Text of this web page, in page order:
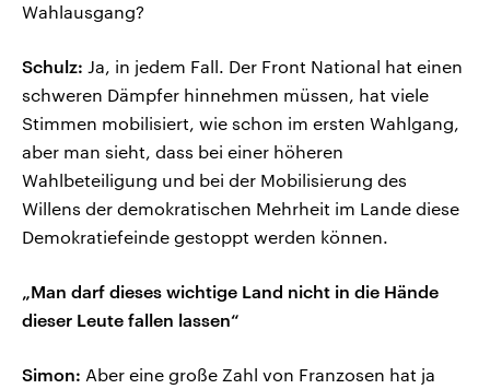
Wahlausgang?
Schulz: Ja, in jedem Fall. Der Front National hat einen
schweren Dämpfer hinnehmen müssen, hat viele
Stimmen mobilisiert, wie schon im ersten Wahlgang,
aber man sieht, dass bei einer höheren
Wahlbeteiligung und bei der Mobilisierung des
Willens der demokratischen Mehrheit im Lande diese
Demokratiefeinde gestoppt werden können.
„Man darf dieses wichtige Land nicht in die Hände
dieser Leute fallen lassen“
Simon: Aber eine große Zahl von Franzosen hat ja